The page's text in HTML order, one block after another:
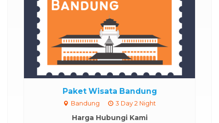
Paket Wisata Bandung
Bandung 3 Day 2 Night
Harga Hubungi Kami